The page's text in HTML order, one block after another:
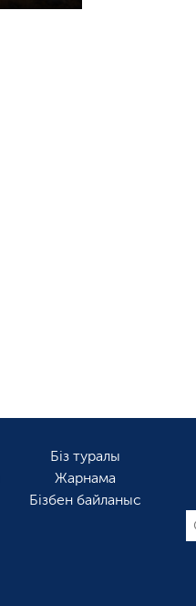
Біз туралы
Жарнама
Бізбен байланыс